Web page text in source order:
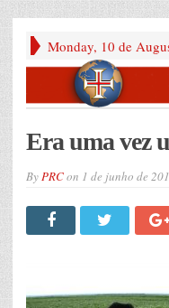
Monday, 10 de
Era uma vez
ByPRCon 1 de junho de